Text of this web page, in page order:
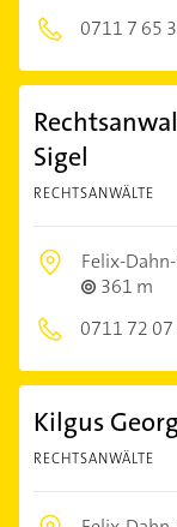
0711 7 65
Sigel
RECHTSANWÄLTE
Felix-
361 m
0711 72
Kilgus
RECHTSANWÄLTE